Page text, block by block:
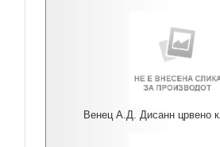
Венец А.Д. Дисанн црвено